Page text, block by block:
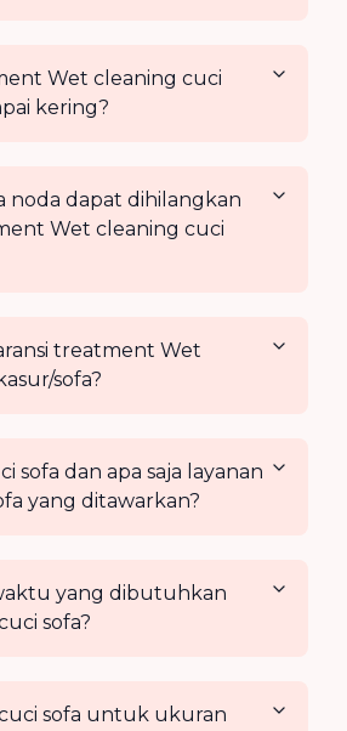
Wet cleaning cuci
kering?
noda dapat dihilangkan
Wet cleaning cuci
treatment Wet
sofa?
sofa dan apa saja layanan
yang ditawarkan?
yang dibutuhkan
sofa?
sofa untuk ukuran